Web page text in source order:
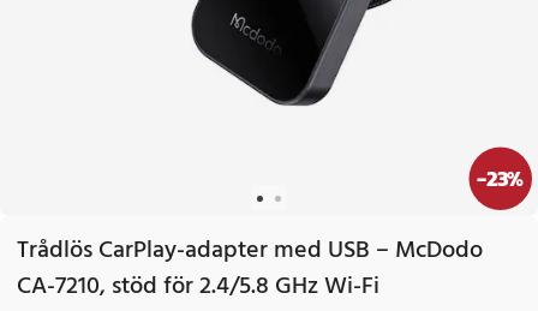
-23%
Trådlös CarPlay-adapter med USB – McDodo
CA-7210, stöd för 2.4/5.8 GHz Wi-Fi